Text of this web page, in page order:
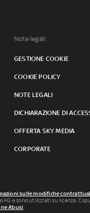
Note legali:
GESTIONE COOKIE
COOKIE POLICY
NOTE LEGALI
DICHIARAZIONE DI
OFFERTA SKY MEDIA
CORPORATE
sulle modifiche
sono utilizzati su licenza.
Abusi